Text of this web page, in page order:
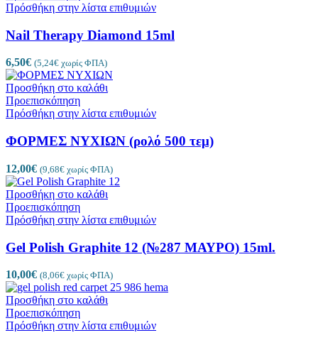
Πρόσθήκη στην λίστα επιθυμιών
Nail Therapy Diamond 15ml
6,50€ (5,24€ χωρίς ΦΠΑ)
Προσθήκη στο καλάθι
Προεπισκόπηση
Πρόσθήκη στην λίστα επιθυμιών
ΦΟΡΜΕΣ ΝΥΧΙΩΝ (ρολό 500 τεμ)
12,00€ (9,68€ χωρίς ΦΠΑ)
Προσθήκη στο καλάθι
Προεπισκόπηση
Πρόσθήκη στην λίστα επιθυμιών
Gel Polish Graphite 12 (№287 ΜΑΥΡΟ) 15ml.
10,00€ (8,06€ χωρίς ΦΠΑ)
Προσθήκη στο καλάθι
Προεπισκόπηση
Πρόσθήκη στην λίστα επιθυμιών